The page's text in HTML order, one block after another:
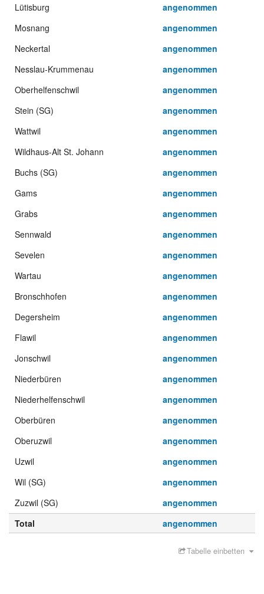
Lütisburg
angenommen
Mosnang
angenommen
Neckertal
angenommen
Nesslau-Krummenau
angenommen
Oberhelfenschwil
angenommen
Stein (SG)
angenommen
Wattwil
angenommen
Wildhaus-Alt St. Johann
angenommen
Buchs (SG)
angenommen
Gams
angenommen
Grabs
angenommen
Sennwald
angenommen
Sevelen
angenommen
Wartau
angenommen
Bronschhofen
angenommen
Degersheim
angenommen
Flawil
angenommen
Jonschwil
angenommen
Niederbüren
angenommen
Niederhelfenschwil
angenommen
Oberbüren
angenommen
Oberuzwil
angenommen
Uzwil
angenommen
Wil (SG)
angenommen
Zuzwil (SG)
angenommen
Total
angenommen
Tabelle einbetten